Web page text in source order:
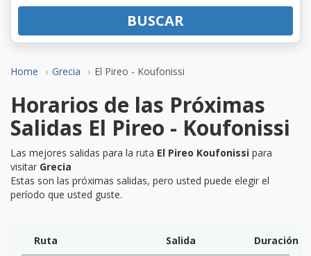
Home Grecia El Pireo - Koufonissi
BUSCAR
Horarios de las Próximas
Salidas El Pireo - Koufonissi
Las mejores salidas para la ruta El Pireo Koufonissi para
visitar Grecia
Estas son las próximas salidas, pero usted puede elegir el
período que usted guste.
Ruta Salida
Duración